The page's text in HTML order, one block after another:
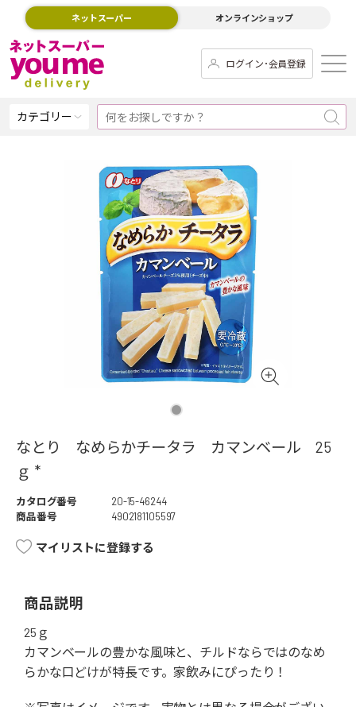
ネットスーパー オンラインショップ
ログイン･会員登録
カテゴリー
なとり なめらかチータラ カマンベール 25
ｇ *
カタログ番号
20-15-46244
商品番号
4902181105597
マイリストに登録する
商品説明
25ｇ
カマンベールの豊かな風味と、チルドならではのなめ
らかな口どけが特長です。家飲みにぴったり！